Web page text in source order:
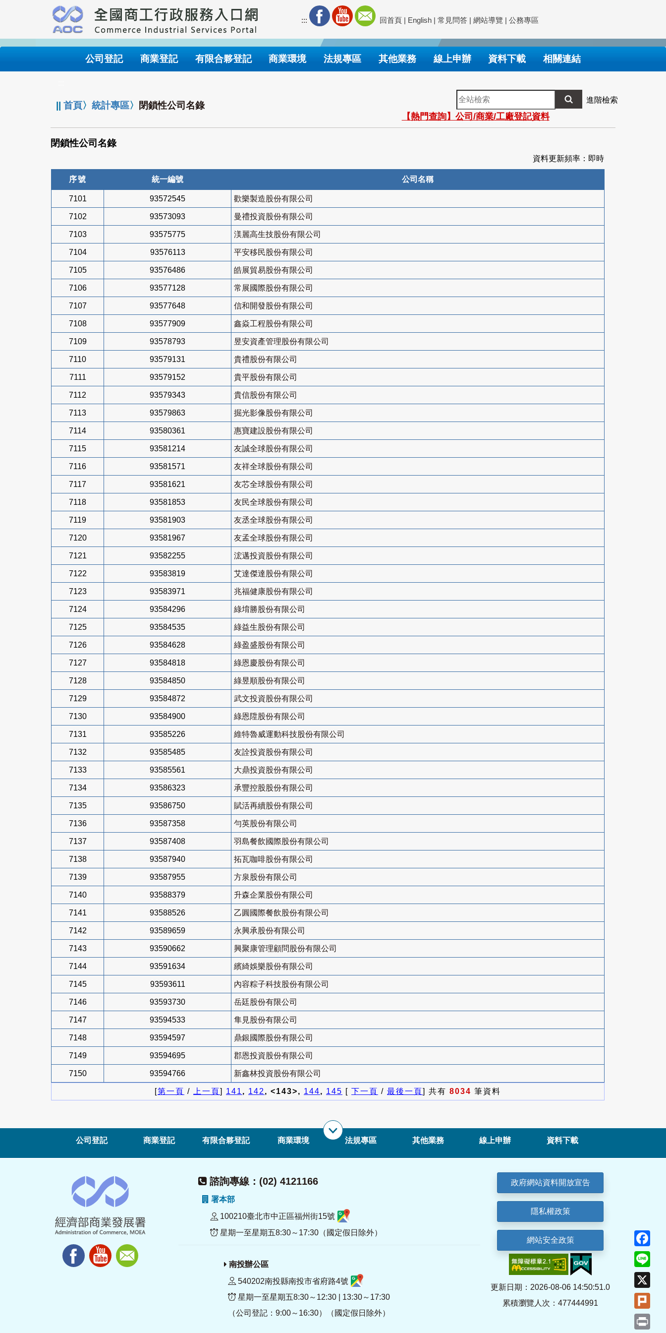
要
內
::: 回首頁 | English | 常見問答 | 網站導覽 | 公務專區
公司登記 商業登記 有限合夥登記 商業環境 法規專區 其他業務 線上申辦 資料下載 相關連結
||首頁〉統計專區〉 閉鎖性公司名錄
全
站
檢
索
進階檢索
【熱門查詢】公司/商業/工廠登記資料
閉鎖性公司名錄
資料更新頻率：即時
序號 統一編號 公司名稱
7101 93572545 歡樂製造股份有限公司
7102 93573093 曼禮投資股份有限公司
7103 93575775 渼麗高生技股份有限公司
7104 93576113 平安移民股份有限公司
7105 93576486 皓展貿易股份有限公司
7106 93577128 常展國際股份有限公司
7107 93577648 信和開發股份有限公司
7108 93577909 鑫焱工程股份有限公司
7109 93578793 昱安資產管理股份有限公司
7110 93579131 貴禮股份有限公司
7111 93579152 貴平股份有限公司
7112 93579343 貴信股份有限公司
7113 93579863 掘光影像股份有限公司
7114 93580361 惠寶建設股份有限公司
7115 93581214 友誠全球股份有限公司
7116 93581571 友祥全球股份有限公司
7117 93581621 友芯全球股份有限公司
7118 93581853 友民全球股份有限公司
7119 93581903 友丞全球股份有限公司
7120 93581967 友孟全球股份有限公司
7121 93582255 浤邁投資股份有限公司
7122 93583819 艾達傑達股份有限公司
7123 93583971 兆福健康股份有限公司
7124 93584296 綠堉勝股份有限公司
7125 93584535 綠益生股份有限公司
7126 93584628 綠盈盛股份有限公司
7127 93584818 綠恩慶股份有限公司
7128 93584850 綠昱順股份有限公司
7129 93584872 武文投資股份有限公司
7130 93584900 綠恩陞股份有限公司
7131 93585226 維特魯威運動科技股份有限公司
7132 93585485 友詮投資股份有限公司
7133 93585561 大鼎投資股份有限公司
7134 93586323 承豐控股股份有限公司
7135 93586750 賦活再續股份有限公司
7136 93587358 勻英股份有限公司
7137 93587408 羽島餐飲國際股份有限公司
7138 93587940 拓瓦咖啡股份有限公司
7139 93587955 方泉股份有限公司
7140 93588379 升森企業股份有限公司
7141 93588526 乙圓國際餐飲股份有限公司
7142 93589659 永興承股份有限公司
7143 93590662 興聚康管理顧問股份有限公司
7144 93591634 繽綺娛樂股份有限公司
7145 93593611 內容粽子科技股份有限公司
7146 93593730 岳廷股份有限公司
7147 93594533 隼見股份有限公司
7148 93594597 鼎銀國際股份有限公司
7149 93594695 郡恩投資股份有限公司
7150 93594766 新鑫林投資股份有限公司
[第一頁 / 上一頁] 141, 142, <143>, 144, 145 [ 下一頁 / 最後一頁] 共有 8034 筆資料
公司登記 商業登記 有限合夥登記 商業環境 法規專區 其他業務 線上申辦 資料下載
諮詢專線：(02) 4121166
署本部
100210臺北市中正區福州街15號
星期一至星期五8:30～17:30（國定假日除外）
南投辦公區
540202南投縣南投市省府路4號
星期一至星期五8:30～12:30 | 13:30～17:30
（公司登記：9:00～16:30）（國定假日除外）
政府網站資料開放宣告
隱私權政策
網站安全政策
更新日期：2026-08-06 14:50:51.0
累積瀏覽人次：477444991